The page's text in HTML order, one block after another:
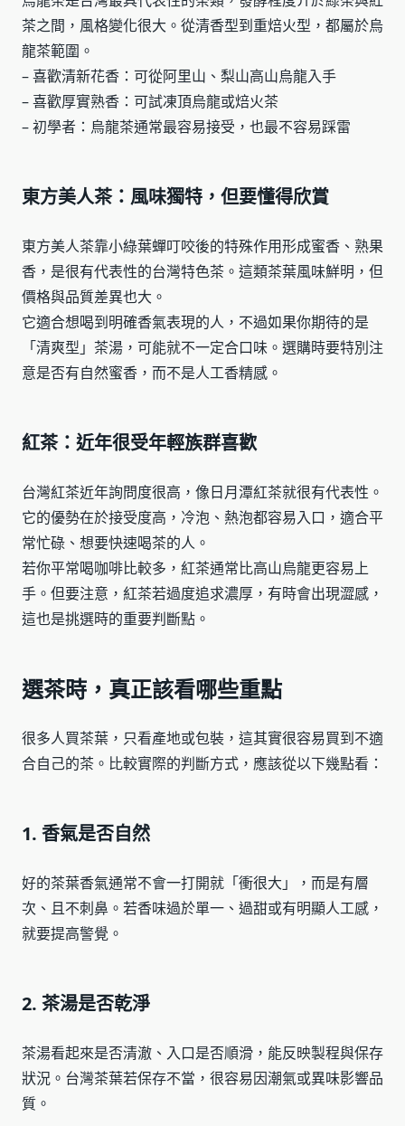
茶之間，風格變化很大。從清香型到重焙火型，都屬於烏
龍茶範圍。
– 喜歡清新花香：可從阿里山、梨山高山烏龍入手
– 喜歡厚實熟香：可試凍頂烏龍或焙火茶
– 初學者：烏龍茶通常最容易接受，也最不容易踩雷
東方美人茶：風味獨特，但要懂得欣賞
東方美人茶靠小綠葉蟬叮咬後的特殊作用形成蜜香、熟果
香，是很有代表性的台灣特色茶。這類茶葉風味鮮明，但
價格與品質差異也大。
它適合想喝到明確香氣表現的人，不過如果你期待的是
「清爽型」茶湯，可能就不一定合口味。選購時要特別注
意是否有自然蜜香，而不是人工香精感。
紅茶：近年很受年輕族群喜歡
台灣紅茶近年詢問度很高，像日月潭紅茶就很有代表性。
它的優勢在於接受度高，冷泡、熱泡都容易入口，適合平
常忙碌、想要快速喝茶的人。
若你平常喝咖啡比較多，紅茶通常比高山烏龍更容易上
手。但要注意，紅茶若過度追求濃厚，有時會出現澀感，
這也是挑選時的重要判斷點。
選茶時，真正該看哪些重點
很多人買茶葉，只看產地或包裝，這其實很容易買到不適
合自己的茶。比較實際的判斷方式，應該從以下幾點看：
1. 香氣是否自然
好的茶葉香氣通常不會一打開就「衝很大」，而是有層
次、且不刺鼻。若香味過於單一、過甜或有明顯人工感，
就要提高警覺。
2. 茶湯是否乾淨
茶湯看起來是否清澈、入口是否順滑，能反映製程與保存
狀況。台灣茶葉若保存不當，很容易因潮氣或異味影響品
質。